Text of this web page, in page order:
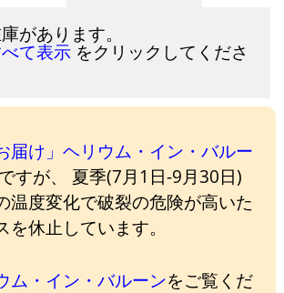
があります。
て表示 をクリックしてくださ
届け」ヘリウム・イン・バルー
すが、 夏季(7月1日-9月30日)
温度変化で破裂の危険が高いた
を休止しています。
ム・イン・バルーンをご覧くだ